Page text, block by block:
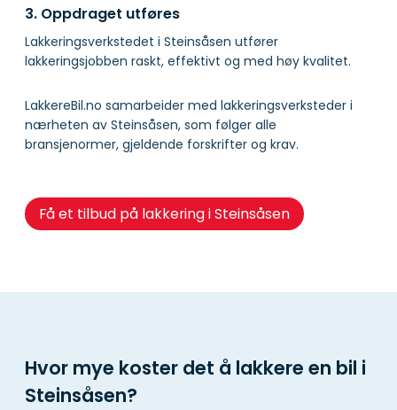
3. Oppdraget utføres
Lakkeringsverkstedet i Steinsåsen utfører
lakkeringsjobben raskt, effektivt og med høy kvalitet.
LakkereBil.no samarbeider med lakkeringsverksteder i
nærheten av Steinsåsen, som følger alle
bransjenormer, gjeldende forskrifter og krav.
Få et tilbud på lakkering i Steinsåsen
Hvor mye koster det å lakkere en bil i
Steinsåsen?